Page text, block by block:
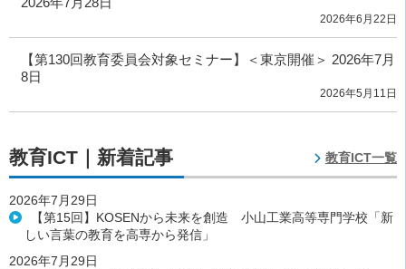
2026年6月22日
【第130回教育委員会対象セミナー】＜東京開催＞ 2026年7月
8日
2026年5月11日
教育ICT｜新着記事 教育ICT一覧
2026年7月29日
【第15回】KOSENから未来を創造 小山工業高等専門学校「新
しい言葉の教育を高専から発信」
2026年7月29日